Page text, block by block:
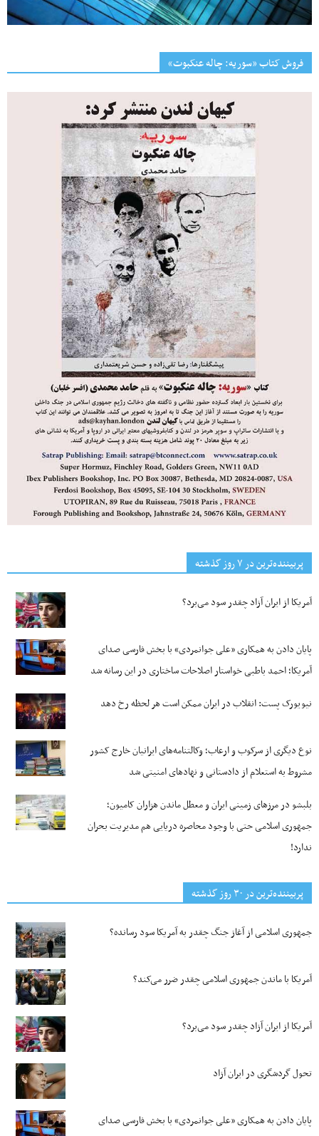
فروش کتاب «سوریه: چاله عنکبوت»
پربیننده‌ترین‌ در ۷ روز گذشته
آمریکا از ایران آزاد چقدر سود می‌برد؟
پایان دادن به همکاری «علی جوانمردی» با بخش فارسی صدای
آمریکا؛ احمد باطبی خواستار اصلاحات ساختاری در این رسانه شد
نیویورک پست: انقلاب در ایران ممکن است هر لحظه رخ دهد
نوع دیگری از سرکوب و ارعاب؛ وکالتنامه‌های ایرانیان خارج کشور
مشروط به استعلام از دادستانی و نهادهای امنیتی شد
بلبشو در مرزهای زمینی ایران و معطل ماندن هزاران کامیون؛
جمهوری اسلامی حتی با وجود محاصره دریایی هم مدیریت بحران
ندارد!
پربیننده‌ترین‌ در ۳۰ روز گذشته
جمهوری اسلامی از آغاز جنگ چقدر به آمریکا سود رسانده؟
آمریکا با ماندن جمهوری اسلامی چقدر ضرر می‌کند؟
آمریکا از ایران آزاد چقدر سود می‌برد؟
تحول گردشگری در ایران آزاد
پایان دادن به همکاری «علی جوانمردی» با بخش فارسی صدای